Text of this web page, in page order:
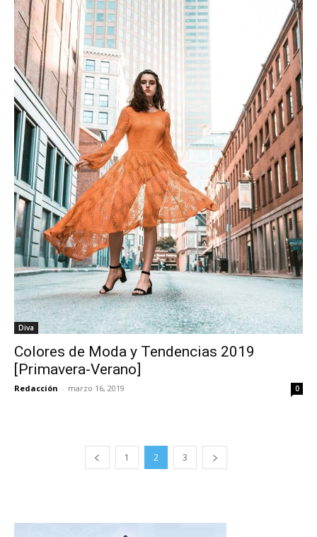
Diva
Colores de Moda y Tendencias 2019
[Primavera-Verano]
Redacción - marzo 16, 2019 0
1 2 3